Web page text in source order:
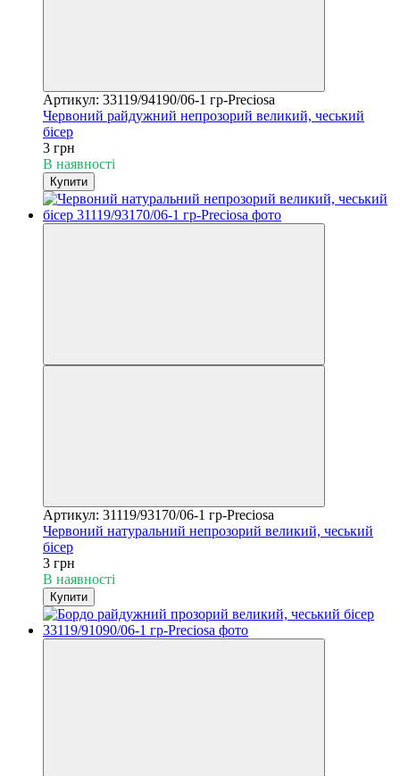
Артикул: 33119/94190/06-1 гр-Preciosa
Червоний райдужний непрозорий великий, чеський
бісер
3 грн
В наявності
Купити
Артикул: 31119/93170/06-1 гр-Preciosa
Червоний натуральний непрозорий великий, чеський
бісер
3 грн
В наявності
Купити